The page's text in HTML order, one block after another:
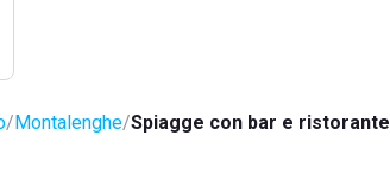
Montalenghe Spiagge con bar e ristorante